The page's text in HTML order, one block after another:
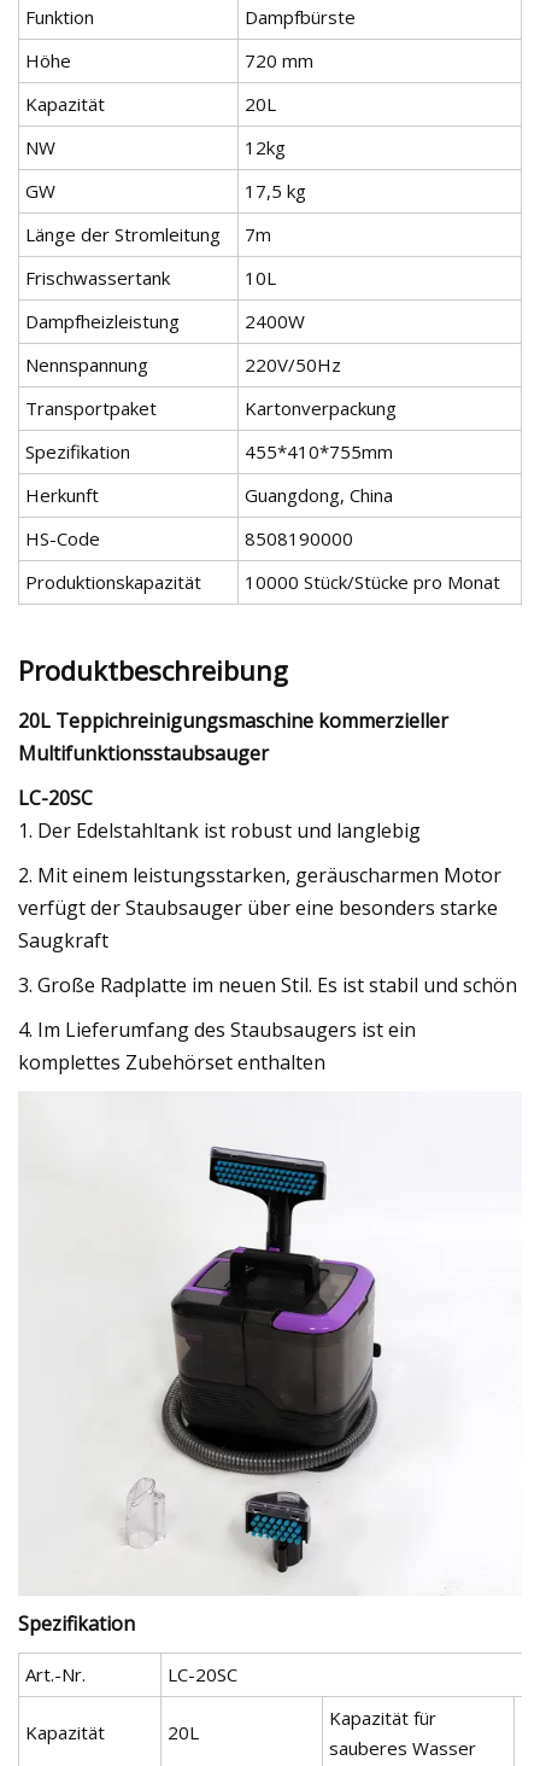
Funktion
Dampfbürste
Höhe
720 mm
Kapazität
20L
NW
12kg
GW
17,5 kg
Länge der Stromleitung
7m
Frischwassertank
10L
Dampfheizleistung
2400W
Nennspannung
220V/50Hz
Transportpaket
Kartonverpackung
Spezifikation
455*410*755mm
Herkunft
Guangdong, China
HS-Code
8508190000
Produktionskapazität
10000 Stück/Stücke pro Monat
Produktbeschreibung
20L Teppichreinigungsmaschine kommerzieller
Multifunktionsstaubsauger
LC-20SC
1. Der Edelstahltank ist robust und langlebig
2. Mit einem leistungsstarken, geräuscharmen Motor
verfügt der Staubsauger über eine besonders starke
Saugkraft
3. Große Radplatte im neuen Stil. Es ist stabil und schön
4. Im Lieferumfang des Staubsaugers ist ein
komplettes Zubehörset enthalten
Spezifikation
Art.-Nr. LC-20SC
Kapazität 20L
Kapazität für
sauberes Wasser